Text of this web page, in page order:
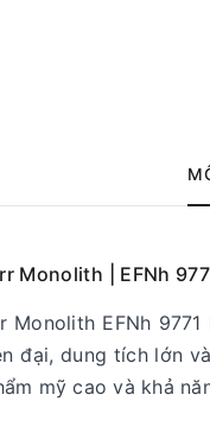
Monolith | EFNh
Monolith EFNh
đại, dung tích lớn
mỹ cao và khả